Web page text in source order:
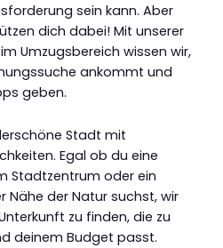
sein kann. Aber
dich dabei! Mit unserer
Umzugsbereich wissen wir,
ankommt und
geben.
Stadt mit
Egal ob du eine
Stadtzentrum oder ein
Nähe der Natur suchst, wir
zu finden, die zu
deinem Budget passt.